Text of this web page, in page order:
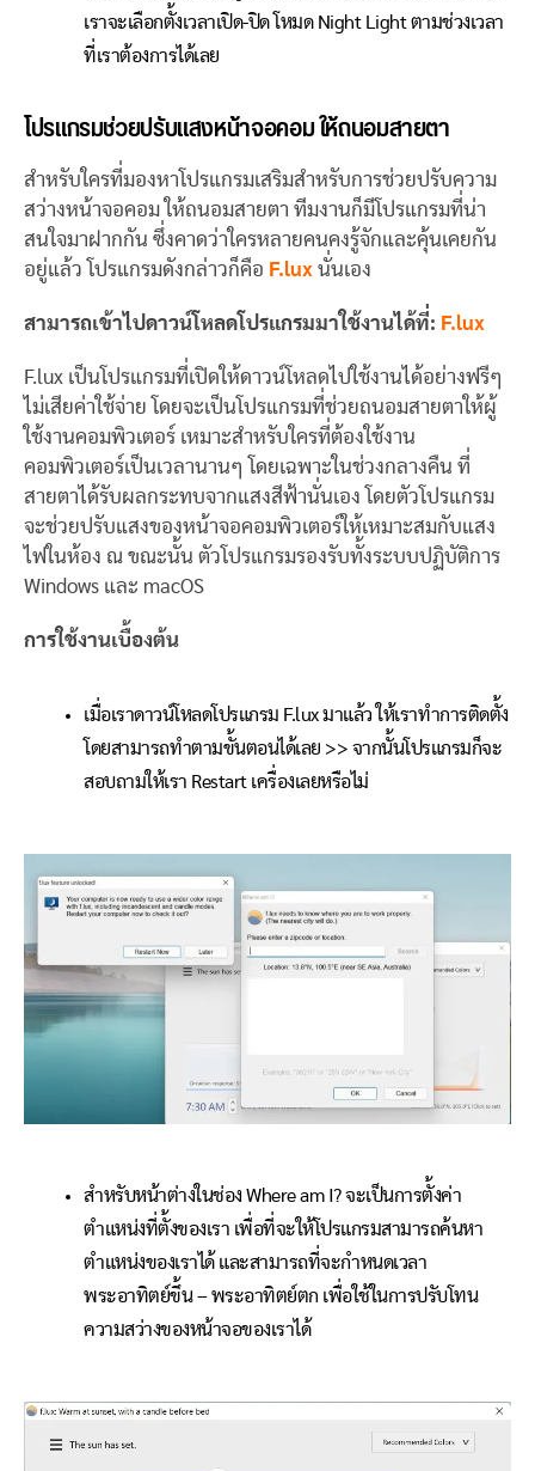
เราจะเลือกตั้งเวลาเปิด-ปิด โหมด Night Light ตามช่วงเวลา
ที่เราต้องการได้เลย
โปรแกรมช่วยปรับแสงหน้าจอคอม ให้ถนอมสายตา
สำหรับใครที่มองหาโปรแกรมเสริมสำหรับการช่วยปรับความ
สว่างหน้าจอคอม ให้ถนอมสายตา ทีมงานก็มีโปรแกรมที่น่า
สนใจมาฝากกัน ซึ่งคาดว่าใครหลายคนคงรู้จักและคุ้นเคยกัน
อยู่แล้ว โปรแกรมดังกล่าวก็คือ F.lux นั่นเอง
สามารถเข้าไปดาวน์โหลดโปรแกรมมาใช้งานได้ที่: F.lux
F.lux เป็นโปรแกรมที่เปิดให้ดาวน์โหลดไปใช้งานได้อย่างฟรีๆ
ไม่เสียค่าใช้จ่าย โดยจะเป็นโปรแกรมที่ช่วยถนอมสายตาให้ผู้
ใช้งานคอมพิวเตอร์ เหมาะสำหรับใครที่ต้องใช้งาน
คอมพิวเตอร์เป็นเวลานานๆ โดยเฉพาะในช่วงกลางคืน ที่
สายตาได้รับผลกระทบจากแสงสีฟ้านั่นเอง โดยตัวโปรแกรม
จะช่วยปรับแสงของหน้าจอคอมพิวเตอร์ให้เหมาะสมกับแสง
ไฟในห้อง ณ ขณะนั้น ตัวโปรแกรมรองรับทั้งระบบปฏิบัติการ
Windows และ macOS
การใช้งานเบื้องต้น
เมื่อเราดาวน์โหลดโปรแกรม F.lux มาแล้ว ให้เราทำการติดตั้ง
โดยสามารถทำตามขั้นตอนได้เลย >> จากนั้นโปรแกรมก็จะ
สอบถามให้เรา Restart เครื่องเลยหรือไม่
สำหรับหน้าต่างในช่อง Where am I? จะเป็นการตั้งค่า
ตำแหน่งที่ตั้งของเรา เพื่อที่จะให้โปรแกรมสามารถค้นหา
ตำแหน่งของเราได้ และสามารถที่จะกำหนดเวลา
พระอาทิตย์ขึ้น – พระอาทิตย์ตก เพื่อใช้ในการปรับโทน
ความสว่างของหน้าจอของเราได้